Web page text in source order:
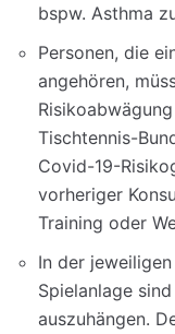
bspw. Asthma
Personen, die
angehören,
Tischtennis-
Covid-19-
vorheriger
Training oder
In der
Spielanlage
auszuhängen.